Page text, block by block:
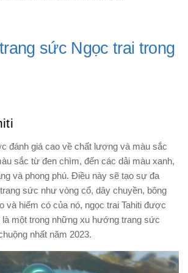
sức Ngọc trai trong
đánh giá cao về chất lượng và màu sắc
sắc từ đen chìm, đến các dải màu xanh,
và phong phú. Điều này sẽ tạo sự đa
sức như vòng cổ, dây chuyền, bông
và hiếm có của nó, ngọc trai Tahiti được
một trong những xu hướng trang sức
nhất năm 2023.